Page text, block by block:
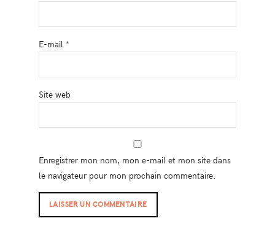
E-mail *
Site web
Enregistrer mon nom, mon e-mail et mon site dans
le navigateur pour mon prochain commentaire.